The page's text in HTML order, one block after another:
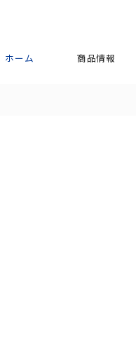
ホーム 商品情報